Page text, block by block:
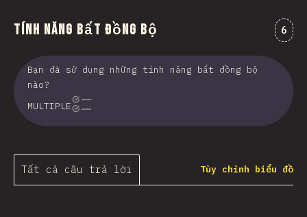
Tính năng Bất đồng bộ 6
Bạn đã sử dụng những tính năng bất đồng bộ
nào?
MULTIPLE
Tất cả câu trả lời Tùy chỉnh biểu đồ